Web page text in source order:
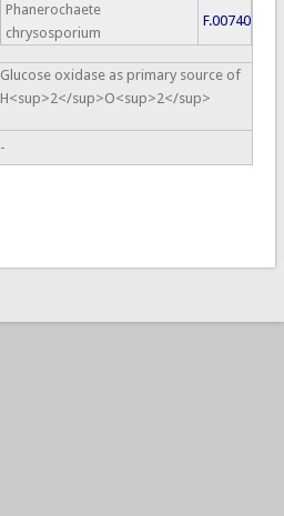
Phanerochaete
chrysosporium
F.00740
Glucose oxidase as primary source of
H<sup>2</sup>O<sup>2</sup>
-